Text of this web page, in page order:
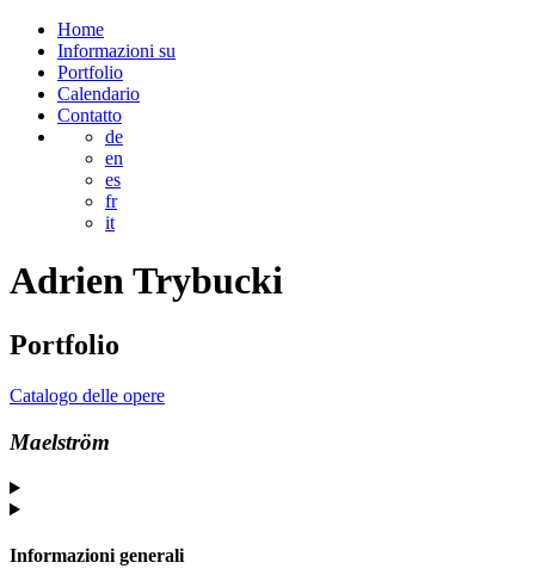
Home
Informazioni su
Portfolio
Calendario
Contatto
de
en
es
fr
it
AdrienTrybucki
Portfolio
Catalogo delle opere
Maelström
Informazioni generali